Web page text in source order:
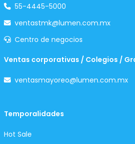
55-4445-5000
ventastmk@lumen.com.mx
Centro de negocios
Ventas corporativas / Colegios /
ventasmayoreo@lumen.com.mx
Temporalidades
Hot Sale